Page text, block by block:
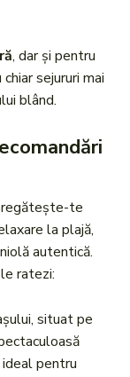
, dar și pentru
sejururi mai
blând.
te
la plajă,
autentică.
ratezi:
situat pe
pentru